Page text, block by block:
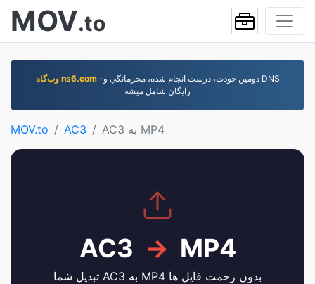
MOV.to
وب‌گاه ns6.com-دومين خودت، درست انجام شده، محرمانگي و DNS
رایگان شامل ميشه
MOV.to AC3 AC3 به MP4
AC3 → MP4
تبدیل شما AC3 به MP4 بدون زحمت فایل ها